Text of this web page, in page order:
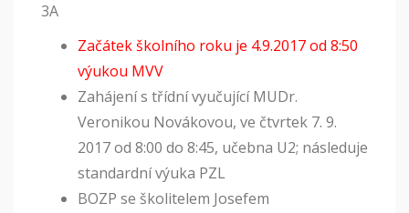
3A
Začátek školního roku je 4.9.2017 od 8:50
výukou MVV
Zahájení s třídní vyučující MUDr.
Veronikou Novákovou, ve čtvrtek 7. 9.
2017 od 8:00 do 8:45, učebna U2; následuje
standardní výuka PZL
BOZP se školitelem Josefem